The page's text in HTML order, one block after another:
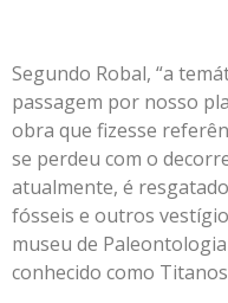
Segundo Robal, “a
passagem por nosso
obra que fizesse
se perdeu com o
atualmente, é
fósseis e outros
museu de
conhecido como